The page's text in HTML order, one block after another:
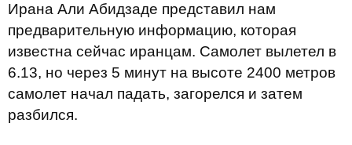
Ирана Али Абидзаде представил нам
предварительную информацию, которая
известна сейчас иранцам. Самолет вылетел в
6.13, но через 5 минут на высоте 2400 метров
самолет начал падать, загорелся и затем
разбился.